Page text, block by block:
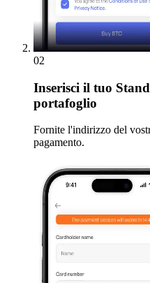
02
Inserisci il tuo
portafoglio
Fornite l'indirizzo del
pagamento.